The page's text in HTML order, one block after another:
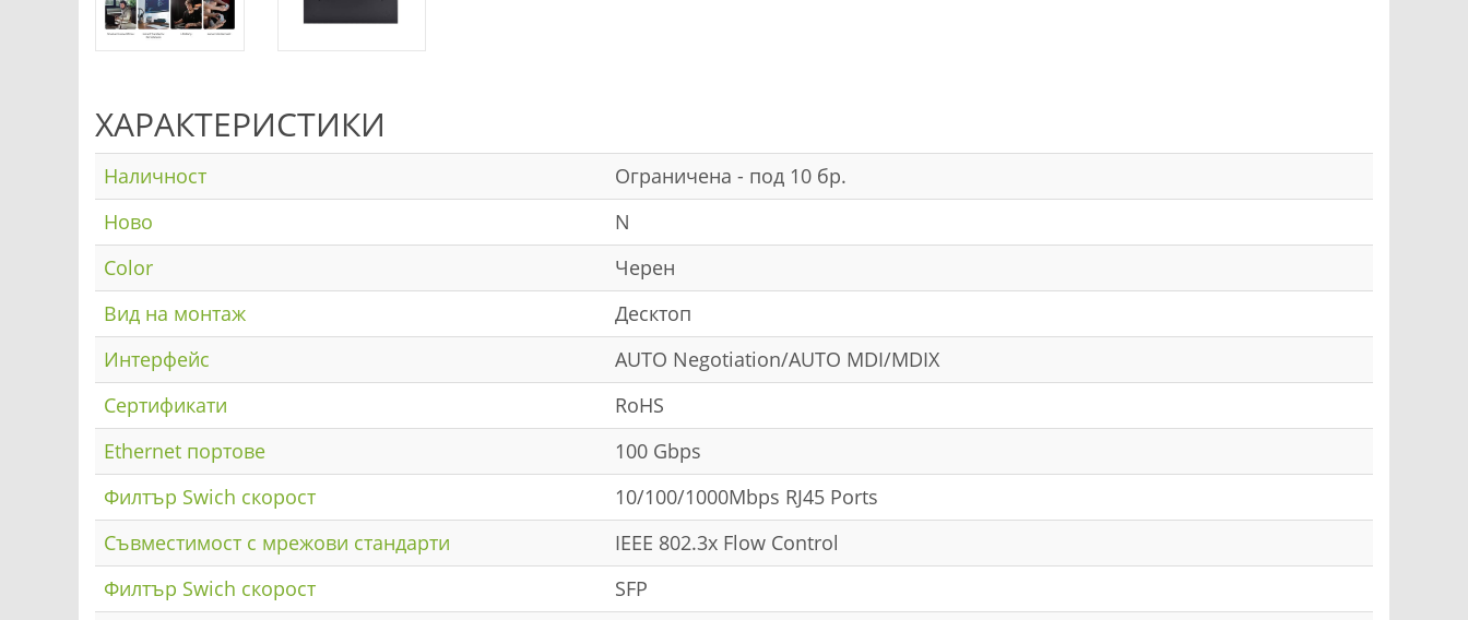
ХАРАКТЕРИСТИКИ
Наличност
Ограничена - под 10 бр.
Ново
N
Color
Черен
Вид на монтаж
Десктоп
Интерфейс
AUTO Negotiation/AUTO MDI/MDIX
Сертификати
RoHS
Ethernet портове
100 Gbps
Филтър Swich скорост
10/100/1000Mbps RJ45 Ports
Съвместимост с мрежови стандарти
IEEE 802.3x Flow Control
Филтър Swich скорост
SFP